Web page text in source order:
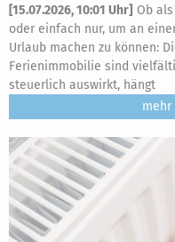
[15.07.2026, 10:01 Uhr] Ob
oder einfach nur, um an
Urlaub machen zu können:
Ferienimmobilie sind
steuerlich auswirkt, hängt
mehr